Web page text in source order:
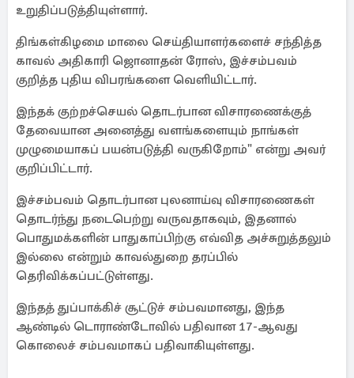
உறுதிப்படுத்தியுள்ளார்.
திங்கள்கிழமை மாலை செய்தியாளர்களைச் சந்தித்த
காவல் அதிகாரி ஜொனாதன் ரோஸ், இச்சம்பவம்
குறித்த புதிய விபரங்களை வெளியிட்டார்.
இந்தக் குற்றச்செயல் தொடர்பான விசாரணைக்குத்
தேவையான அனைத்து வளங்களையும் நாங்கள்
முழுமையாகப் பயன்படுத்தி வருகிறோம்" என்று அவர்
குறிப்பிட்டார்.
இச்சம்பவம் தொடர்பான புலனாய்வு விசாரணைகள்
தொடர்ந்து நடைபெற்று வருவதாகவும், இதனால்
பொதுமக்களின் பாதுகாப்பிற்கு எவ்வித அச்சுறுத்தலும்
இல்லை என்றும் காவல்துறை தரப்பில்
தெரிவிக்கப்பட்டுள்ளது.
இந்தத் துப்பாக்கிச் சூட்டுச் சம்பவமானது, இந்த
ஆண்டில் டொராண்டோவில் பதிவான 17-ஆவது
கொலைச் சம்பவமாகப் பதிவாகியுள்ளது.